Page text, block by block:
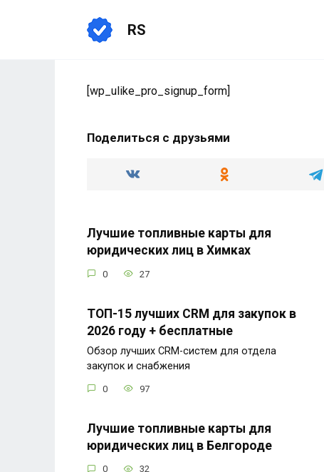
RS
[wp_ulike_pro_signup_form]
Поделиться с друзьями
Лучшие топливные карты для
юридических лиц в Химках
0 27
ТОП-15 лучших CRM для закупок в
2026 году + бесплатные
Обзор лучших CRM-систем для отдела
закупок и снабжения
0 97
Лучшие топливные карты для
юридических лиц в Белгороде
0 32